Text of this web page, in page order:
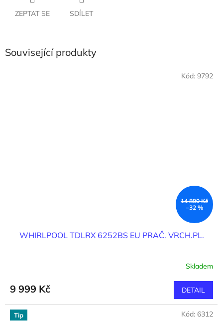
ZEPTAT SE SDÍLET
Související produkty
14 890 Kč
–32 %
WHIRLPOOL TDLRX 6252BS EU PRAČ. VRCH.PL.
Skladem
9 999 Kč DETAIL
Kód: 9792
Tip Kód: 6312